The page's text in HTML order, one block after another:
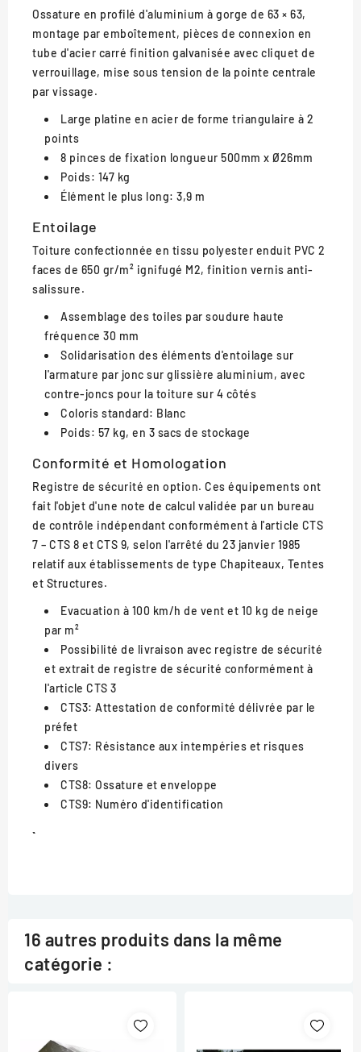
Ossature en profilé d'aluminium à gorge de 63 × 63,
montage par emboîtement, pièces de connexion en
tube d'acier carré finition galvanisée avec cliquet de
verrouillage, mise sous tension de la pointe centrale
par vissage.
Large platine en acier de forme triangulaire à 2
points
8 pinces de fixation longueur 500mm x Ø26mm
Poids: 147 kg
Élément le plus long: 3,9 m
Entoilage
Toiture confectionnée en tissu polyester enduit PVC 2
faces de 650 gr/m² ignifugé M2, finition vernis anti-
salissure.
Assemblage des toiles par soudure haute
fréquence 30 mm
Solidarisation des éléments d'entoilage sur
l'armature par jonc sur glissière aluminium, avec
contre-joncs pour la toiture sur 4 côtés
Coloris standard: Blanc
Poids: 57 kg, en 3 sacs de stockage
Conformité et Homologation
Registre de sécurité en option. Ces équipements ont
fait l'objet d'une note de calcul validée par un bureau
de contrôle indépendant conformément à l'article CTS
7 – CTS 8 et CTS 9, selon l'arrêté du 23 janvier 1985
relatif aux établissements de type Chapiteaux, Tentes
et Structures.
Evacuation à 100 km/h de vent et 10 kg de neige
par m²
Possibilité de livraison avec registre de sécurité
et extrait de registre de sécurité conformément à
l'article CTS 3
CTS3: Attestation de conformité délivrée par le
préfet
CTS7: Résistance aux intempéries et risques
divers
CTS8: Ossature et enveloppe
CTS9: Numéro d'identification
```
16 autres produits dans la même
catégorie :